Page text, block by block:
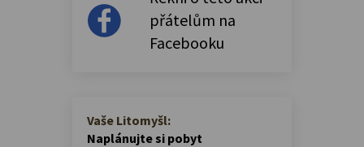
přátelům na
Facebooku
Vaše Litomyšl:
Naplánujte si pobyt